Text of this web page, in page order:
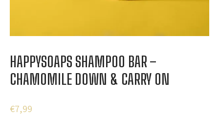
HAPPYSOAPS SHAMPOO BAR –
CHAMOMILE DOWN & CARRY ON
€7,99